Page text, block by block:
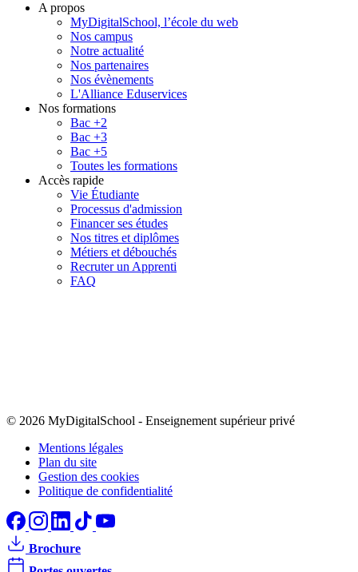
A propos
MyDigitalSchool, l’école du web
Nos campus
Notre actualité
Nos partenaires
Nos évènements
L'Alliance Eduservices
Nos formations
Bac +2
Bac +3
Bac +5
Toutes les formations
Accès rapide
Vie Étudiante
Processus d'admission
Financer ses études
Nos titres et diplômes
Métiers et débouchés
Recruter un Apprenti
FAQ
© 2026 MyDigitalSchool - Enseignement supérieur privé
Mentions légales
Plan du site
Gestion des cookies
Politique de confidentialité
Brochure